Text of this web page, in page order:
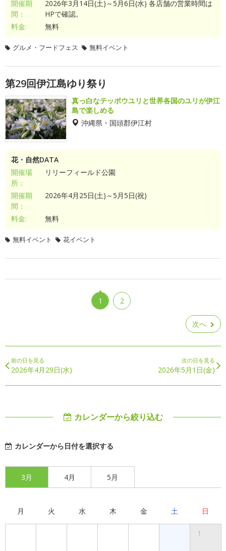
開催期
間：
2026年3月14日(土)～5月6日(水) 各店舗の営業時間は
HPで確認。
料金:
無料
グルメ・フードフェス 無料イベント
第29回伊江島ゆり祭り
真っ白なテッポウユリと世界各国のユリが伊江
島で楽しめる
沖縄県・国頭郡伊江村
花・自然DATA
開催場
所：
リリーフィールド公園
開催期
間：
2026年4月25日(土)～5月5日(祝)
料金: 無料
無料イベント 花イベント
1 2
次へ
前の日を見る
2026年4月29日(水)
次の日を見る
2026年5月1日(金)
カレンダーから絞り込む
カレンダーから日付を選択する
3月 4月 5月
月 火 水 木 金 土 日
1